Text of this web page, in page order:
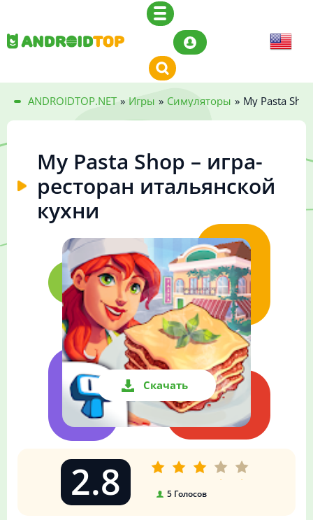
ANDROIDTOP.NET » Игры » Симуляторы » My Pasta
My Pasta Shop – игра-
ресторан итальянской
кухни
Скачать
2.8 5Голосов